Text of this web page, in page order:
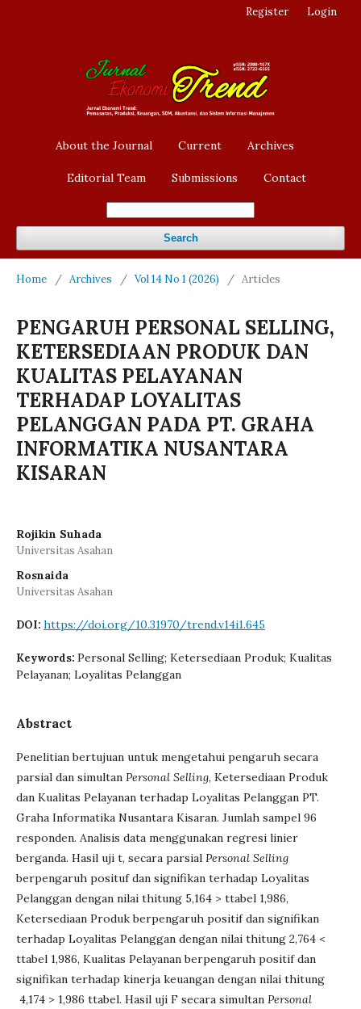
About the Journal Current Archives
Editorial Team Submissions Contact
Search
Register Login
Home / Archives / Vol 14 No 1 (2026) / Articles
PENGARUH PERSONAL SELLING,
KETERSEDIAAN PRODUK DAN
KUALITAS PELAYANAN
TERHADAP LOYALITAS
PELANGGAN PADA PT. GRAHA
INFORMATIKA NUSANTARA
KISARAN
Rojikin Suhada
Universitas Asahan
Rosnaida
Universitas Asahan
DOI: https://doi.org/10.31970/trend.v14i1.645
Keywords: Personal Selling; Ketersediaan Produk; Kualitas
Pelayanan; Loyalitas Pelanggan
Abstract
Penelitian bertujuan untuk mengetahui pengaruh secara
parsial dan simultan Personal Selling, Ketersediaan Produk
dan Kualitas Pelayanan terhadap Loyalitas Pelanggan PT.
Graha Informatika Nusantara Kisaran. Jumlah sampel 96
responden. Analisis data menggunakan regresi linier
berganda. Hasil uji t, secara parsial Personal Selling
berpengaruh posituf dan signifikan terhadap Loyalitas
Pelanggan dengan nilai thitung 5,164 > ttabel 1,986,
Ketersediaan Produk berpengaruh positif dan signifikan
terhadap Loyalitas Pelanggan dengan nilai thitung 2,764 <
ttabel 1,986, Kualitas Pelayanan berpengaruh positif dan
signifikan terhadap kinerja keuangan dengan nilai thitung
4,174 > 1,986 ttabel. Hasil uji F secara simultan Personal